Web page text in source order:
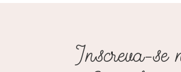
Inscreva-se